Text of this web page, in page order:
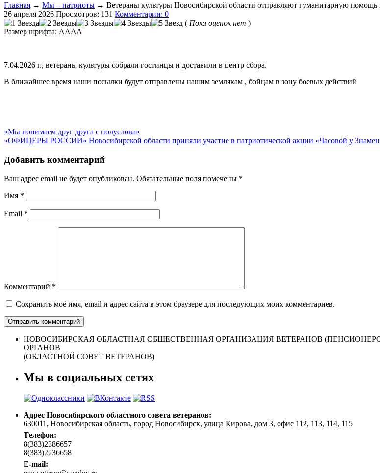
Главная → Мы – патриоты → Ветераны культуры Новосибирской области отправляют гуманитарную
26 апреля 2026 Просмотров: 131 Комментарии: 0
( Пока оценок нет )
Размер шрифта: AAAA
7.04.2026 г., ветераны культуры собрали гостинцы и доставили в центр сбора.
В ближайшее время наши посылки будут отправлены нашим землякам , бойцам в зону боевых действий
«Мы понимаем друг друга с полуслова»
«ОФИЦЕРЫ РОССИИ» Новосибирской области приняли участие в патриотической акции «Часовой у
Добавить комментарий
Ваш адрес email не будет опубликован. Обязательные поля помечены *
Имя *
Email *
Комментарий *
Сохранить моё имя, email и адрес сайта в этом браузере для последующих моих комментариев.
НОВОСИБИРСКАЯ ОБЛАСТНАЯ ОБЩЕСТВЕННАЯ ОРГАНИЗАЦИЯ ВЕТЕРАНОВ
ОРГАНОВ
(ОБЛАСТНОЙ СОВЕТ ВЕТЕРАНОВ)
Мы в социальных сетях
Адрес Новосибирского областного совета ветеранов:
630011, Новосибирская область, город Новосибирск, улица Кирова, дом 3, офис 112, 113, 114, 115
Tелефон:
8(383)2386657
8(383)2236658
E-mail: